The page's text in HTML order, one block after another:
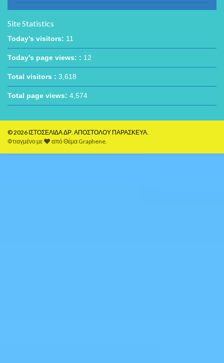
Site Statistics
Today's visitors: 11
Today's page views: : 12
Total visitors : 3,618
Total page views: 4,574
© 2026 ΙΣΤΟΣΕΛΙΔΑ ΔΡ. ΑΠΟΣΤΟΛΟΥ ΠΑΡΑΣΚΕΥΑ.
Φτιαγμένο με
απόΘέμα Graphene.